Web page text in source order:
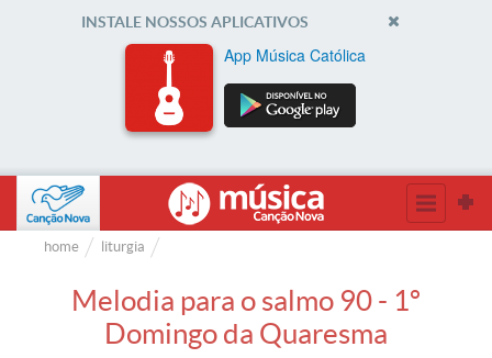
INSTALE NOSSOS APLICATIVOS
App Música Católica
home liturgia
Melodia para o salmo 90 - 1º
Domingo da Quaresma